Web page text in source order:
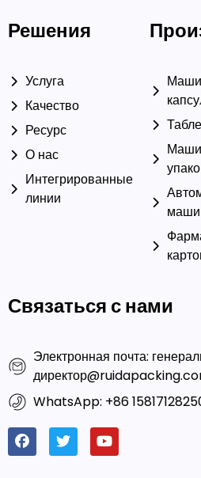
Решения
Услуга
Качество
Ресурс
О нас
Интегрированные
линии
Связаться с нами
Электронная почта:
WhatsApp: +86